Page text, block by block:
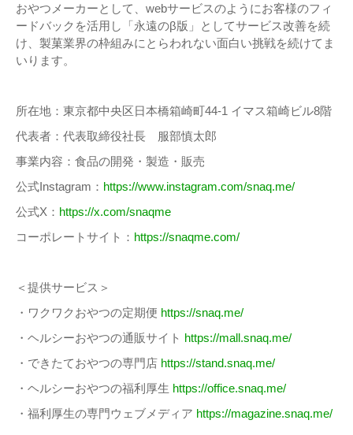
おやつメーカーとして、webサービスのようにお客様のフィ
ードバックを活用し「永遠のβ版」としてサービス改善を続
け、製菓業界の枠組みにとらわれない面白い挑戦を続けてま
いります。
所在地：東京都中央区日本橋箱崎町44-1 イマス箱崎ビル8階
代表者：代表取締役社長 服部慎太郎
事業内容：食品の開発・製造・販売
公式Instagram： https://www.instagram.com/snaq.me/
公式X： https://x.com/snaqme
コーポレートサイト： https://snaqme.com/
＜提供サービス＞
・ワクワクおやつの定期便 https://snaq.me/
・ヘルシーおやつの通販サイト https://mall.snaq.me/
・できたておやつの専門店 https://stand.snaq.me/
・ヘルシーおやつの福利厚生 https://office.snaq.me/
・福利厚生の専門ウェブメディア https://magazine.snaq.me/